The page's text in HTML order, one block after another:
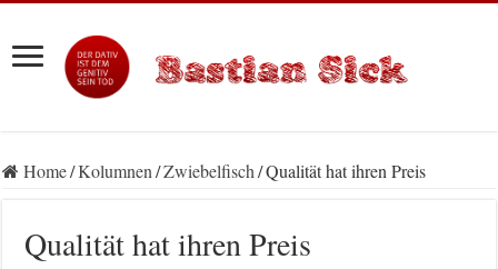
Home/Kolumnen/Zwiebelfisch/Qualität hat ihren Preis
Qualität hat ihren Preis